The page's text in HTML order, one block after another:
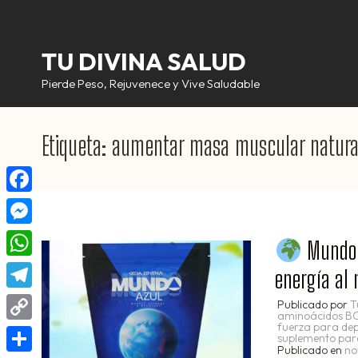
contenido
(presiona
TU DIVINA SALUD
Pierde Peso, Rejuvenece y Vive Saludable
Etiqueta: aumentar masa muscular
energía al
Publicado por
aminoácidos
fuerza para
suplemento
Publicado en
Facebook
Messenger
WhatsApp
Telegram
Copy